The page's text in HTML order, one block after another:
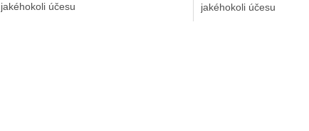
jakéhokoli účesu
jakéhokoli účesu